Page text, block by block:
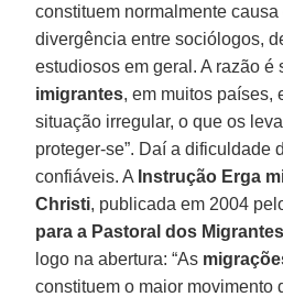
constituem normalmente
divergência entre sociólogos,
estudiosos em geral. A razão é
imigrantes, em muitos países,
situação irregular, o que os
proteger-se”. Daí a dificuldade
confiáveis. A Instrução Erga
Christi, publicada em 2004
para a Pastoral dos
logo na abertura: “As
constituem o maior movimento